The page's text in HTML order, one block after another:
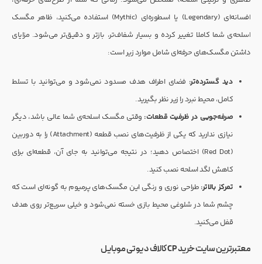
افسانه‌ای (Legendary) یا اسطوره‌ای (Mythic) استفاده می‌کنید، ظاهر مگسک
اسلحه‌ی شما کاملا تغییر کرده و بسیار شفاف‌تر، بازتر و دقیق‌تر می‌شود. مزایای
داشتن مگسک‌های حرفه‌ای شامل موارد زیر است:
دید گسترده‌تر: فضای اطراف هدف مسدود نمی‌شود و می‌توانید با تسلط
کامل، محیط نبرد را زیر نظر بگیرید.
صرفه‌جویی در ظرفیت قطعات: وقتی مگسک اسلحه‌ی شما عالی باشد، دیگر
نیازی ندارید که یکی از ظرفیت‌های نصب قطعه (Attachment) را به دوربین
(Red Dot) اختصاص دهید؛ در نتیجه می‌توانید به جای آن، قطعه‌ای برای
کاهش لگد اسلحه نصب کنید.
تمرکز بالاتر: طراحی نوری و رنگی این مگسک‌های پرمیوم به گونه‌ای است که
چشم شما در شلوغی محیط بازی خسته نمی‌شود و خیلی سریع‌تر روی هدف
قفل می‌کنید.
معتبرترین سایت خرید CP کالاف دیوتی موبایل